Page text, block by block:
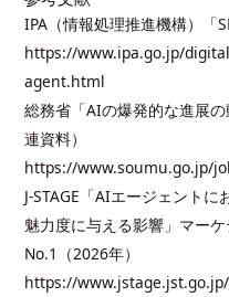
IPA（情報処理推進機構）「
https://www.ipa.go.jp/
agent.html
総務省「AIの爆発的な進展
連資料）
https://www.soumu.go.jp/
J-STAGE「AIエージェント
魅力度に与える影響」マー
No.1（2026年）
https://